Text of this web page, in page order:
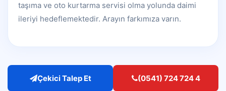
taşıma ve oto kurtarma servisi olma yolunda daimi
ileriyi hedeflemektedir. Arayın farkımıza varın.
Çekici Talep Et (0541) 724 724 4